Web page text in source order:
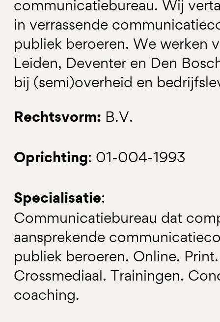
communicatiebureau. Wij
in verrassende
publiek beroeren. We werken
Leiden, Deventer en Den
bij (semi)overheid en
Rechtsvorm: B.V.
Oprichting: 01-004-1993
Specialisatie:
Communicatiebureau dat
aansprekende
publiek beroeren. Online.
Crossmediaal. Trainingen.
coaching.